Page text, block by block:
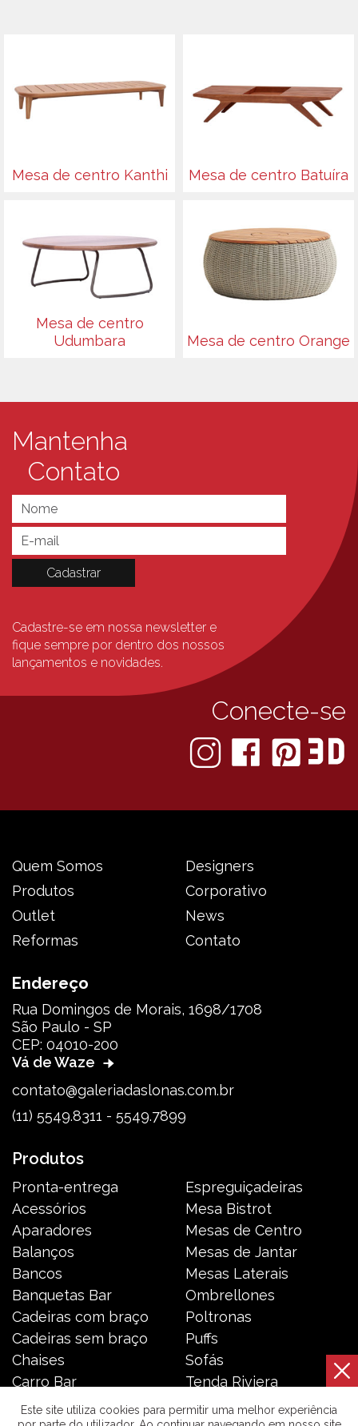
Mesa de centro Kanthi Mesa de centro Batuíra
Mesa de centro
Udumbara
Mesa de centro Orange
Mantenha
Contato
Cadastre-se em nossa newsletter e
fique sempre por dentro dos nossos
lançamentos e novidades.
Conecte-se
Quem Somos
Produtos
Outlet
Reformas
Designers
Corporativo
News
Contato
Endereço
Rua Domingos de Morais, 1698/1708
São Paulo - SP
CEP: 04010-200
Vá de Waze
contato@galeriadaslonas.com.br
(11) 5549.8311 - 5549.7899
Produtos
Pronta-entrega
Acessórios
Aparadores
Balanços
Bancos
Banquetas Bar
Cadeiras com braço
Cadeiras sem braço
Chaises
Carro Bar
Coleção Resort
Espreguiçadeiras
Mesa Bistrot
Mesas de Centro
Mesas de Jantar
Mesas Laterais
Ombrellones
Poltronas
Puffs
Sofás
Tenda Riviera
Toldos e Cortinas
Este site utiliza cookies para permitir uma melhor experiência